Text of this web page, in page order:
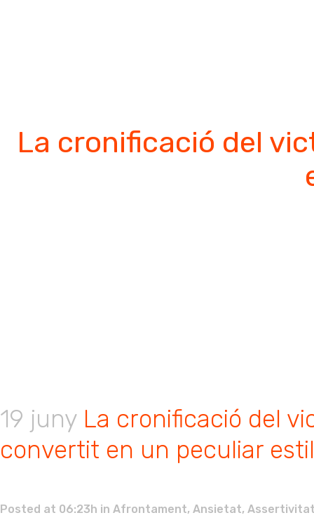
La cronificació del
19 juny La cronificació del
convertit en un peculiar
Posted at 06:23h in Afrontament, Ansietat,